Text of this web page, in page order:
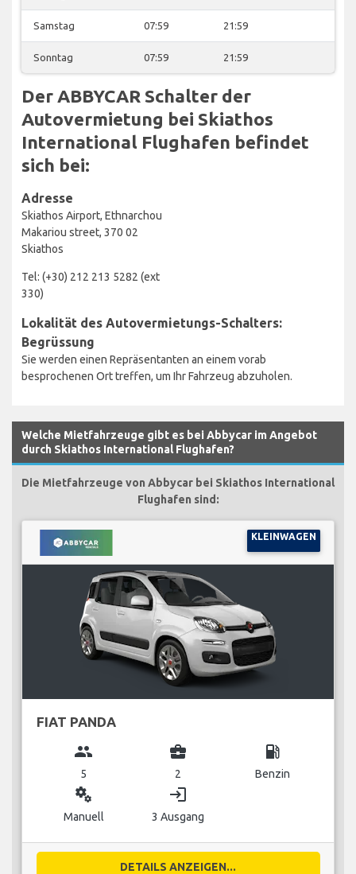
Samstag 07:59 21:59
Sonntag 07:59 21:59
Der ABBYCAR Schalter der
Autovermietung bei Skiathos
International Flughafen befindet
sich bei:
Adresse
Skiathos Airport, Ethnarchou
Makariou street, 370 02
Skiathos
Tel: (+30) 212 213 5282 (ext
330)
Lokalität des Autovermietungs-Schalters:
Begrüssung
Sie werden einen Repräsentanten an einem vorab
besprochenen Ort treffen, um Ihr Fahrzeug abzuholen.
Welche Mietfahrzeuge gibt es bei Abbycar im Angebot
durch Skiathos International Flughafen?
Die Mietfahrzeuge von Abbycar bei Skiathos International
Flughafen sind:
KLEINWAGEN
FIAT PANDA
group
5
business_center
2
local_gas_station
Benzin
miscellaneous_services
Manuell
login
3 Ausgang
DETAILS ANZEIGEN...